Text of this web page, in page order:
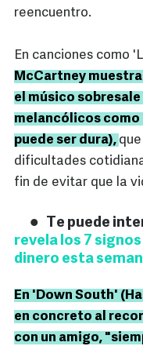
reencuentro.
En canciones como
McCartney
el músico
melancólicos como
puede ser dura),
dificultades
fin de evitar que la
Te puede
revela los 7
dinero esta
En 'Down South'
en concreto al
con un amigo,